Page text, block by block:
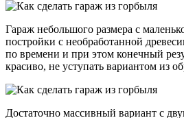
Гараж небольшого размера с
постройки с необработанной
по времени и при этом конечный
красиво, не уступать вариантом из
Достаточно массивный вариант с